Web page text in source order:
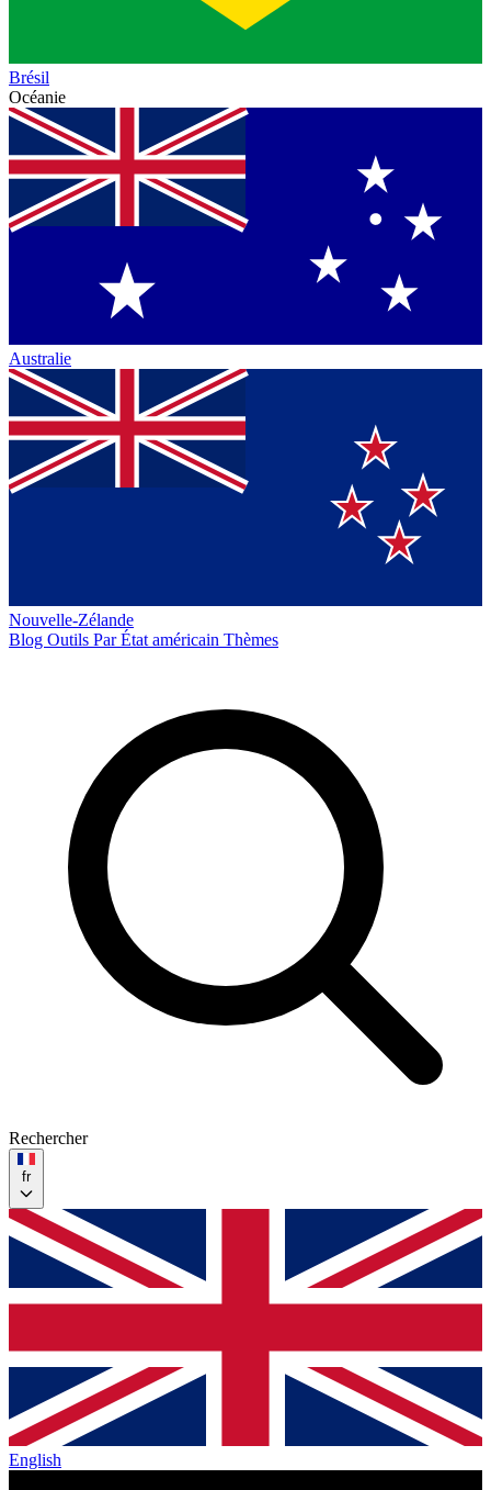
Brésil
Océanie
Australie
Nouvelle-Zélande
Blog Outils Par État américain Thèmes
Rechercher
fr
English